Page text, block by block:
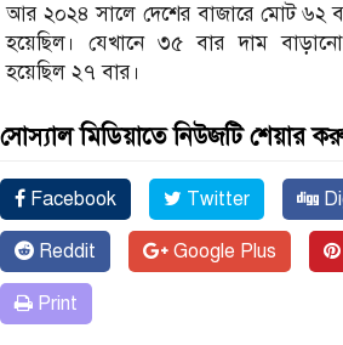
আর ২০২৪ সালে দেশের বাজারে মোট ৬২
হয়েছিল। যেখানে ৩৫ বার দাম
হয়েছিল ২৭ বার।
সোস্যাল মিডিয়াতে নিউজটি শেয়ার
Facebook Twitter
Reddit Google Plus
Print